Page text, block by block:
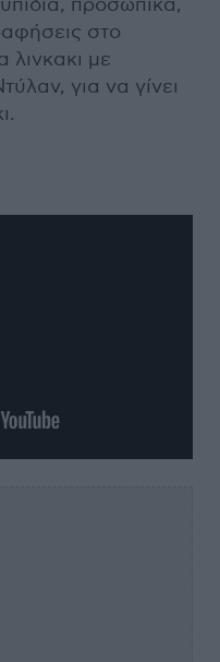
προσωπικά,
στο
λινκακι με
για να γίνει